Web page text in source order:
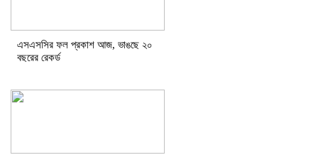
এসএসসির ফল প্রকাশ আজ, ভাঙছে ২০
বছরের রেকর্ড